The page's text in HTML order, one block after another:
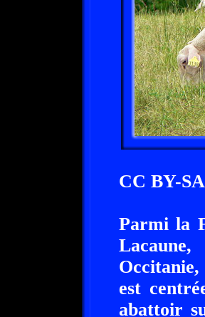
CC BY-
Parmi la
est
abattoir